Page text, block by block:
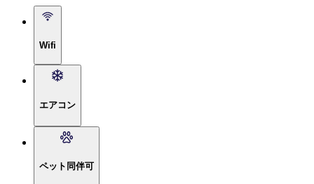
Wifi
エアコン
ペット同伴可